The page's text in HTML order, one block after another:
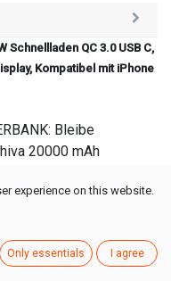
Schnellladen QC 3.0 USB C,
Kompatibel mit iPhone
Bleibe
20000 mAh
andere Geräte bis zu 4
auf und verfolge
Display. Der USB-C-
sodass du
experience on this website.
Only essentials I agree